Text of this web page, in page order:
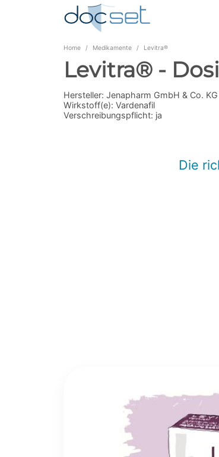
Home Medikamente Levitra®
Levitra® -
Hersteller: Jenapharm GmbH & Co. KG
Wirkstoff(e): Vardenafil
Verschreibungspflicht: ja
Die